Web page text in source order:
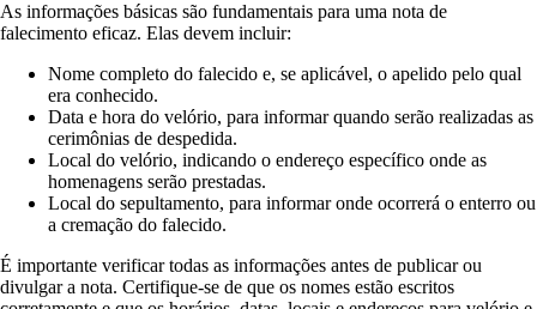
As informações básicas são fundamentais para uma nota de
falecimento eficaz. Elas devem incluir:
Nome completo do falecido e, se aplicável, o apelido pelo qual
era conhecido.
Data e hora do velório, para informar quando serão realizadas as
cerimônias de despedida.
Local do velório, indicando o endereço específico onde as
homenagens serão prestadas.
Local do sepultamento, para informar onde ocorrerá o enterro ou
a cremação do falecido.
É importante verificar todas as informações antes de publicar ou
divulgar a nota. Certifique-se de que os nomes estão escritos